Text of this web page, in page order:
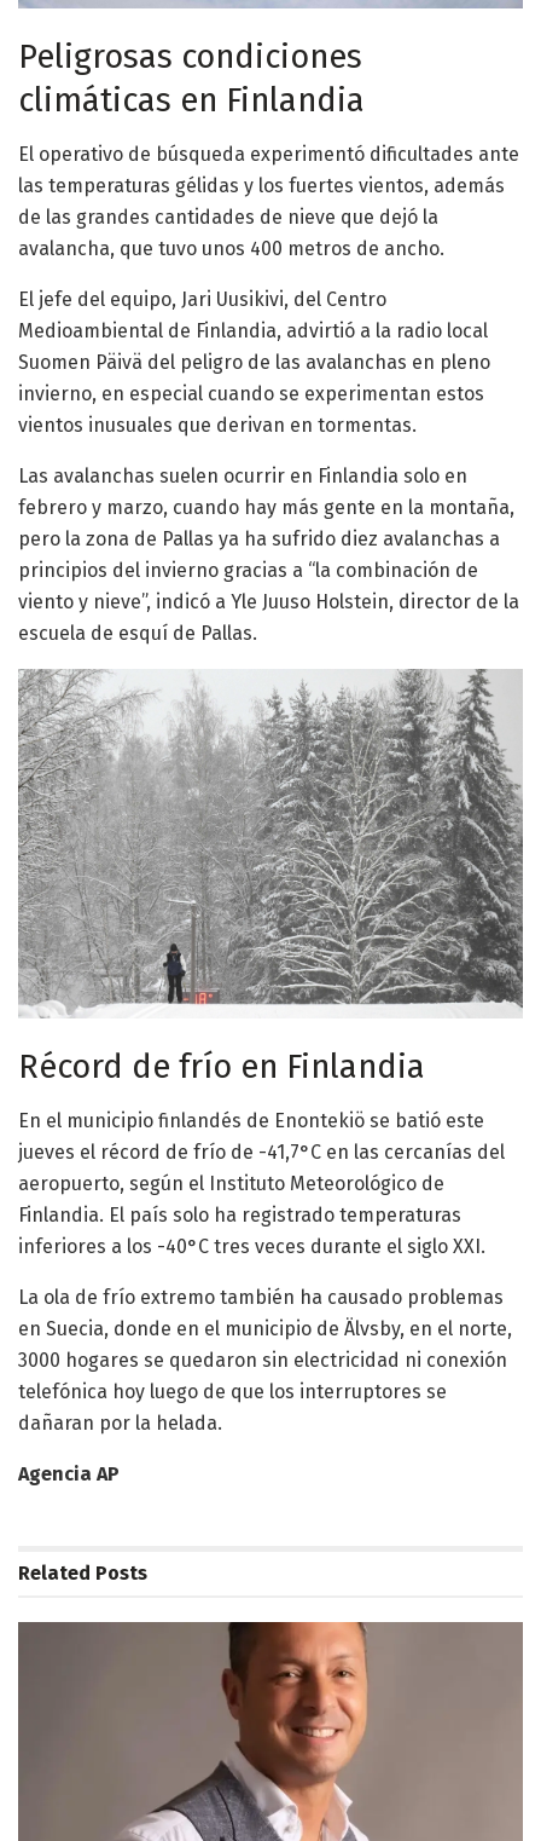
Peligrosas condiciones
climáticas en Finlandia
El operativo de búsqueda experimentó dificultades ante
las temperaturas gélidas y los fuertes vientos, además
de las grandes cantidades de nieve que dejó la
avalancha, que tuvo unos 400 metros de ancho.
El jefe del equipo, Jari Uusikivi, del Centro
Medioambiental de Finlandia, advirtió a la radio local
Suomen Päivä del peligro de las avalanchas en pleno
invierno, en especial cuando se experimentan estos
vientos inusuales que derivan en tormentas.
Las avalanchas suelen ocurrir en Finlandia solo en
febrero y marzo, cuando hay más gente en la montaña,
pero la zona de Pallas ya ha sufrido diez avalanchas a
principios del invierno gracias a “la combinación de
viento y nieve”, indicó a Yle Juuso Holstein, director de la
escuela de esquí de Pallas.
Récord de frío en Finlandia
En el municipio finlandés de Enontekiö se batió este
jueves el récord de frío de -41,7°C en las cercanías del
aeropuerto, según el Instituto Meteorológico de
Finlandia. El país solo ha registrado temperaturas
inferiores a los -40°C tres veces durante el siglo XXI.
La ola de frío extremo también ha causado problemas
en Suecia, donde en el municipio de Älvsby, en el norte,
3000 hogares se quedaron sin electricidad ni conexión
telefónica hoy luego de que los interruptores se
dañaran por la helada.
Agencia AP
Related Posts